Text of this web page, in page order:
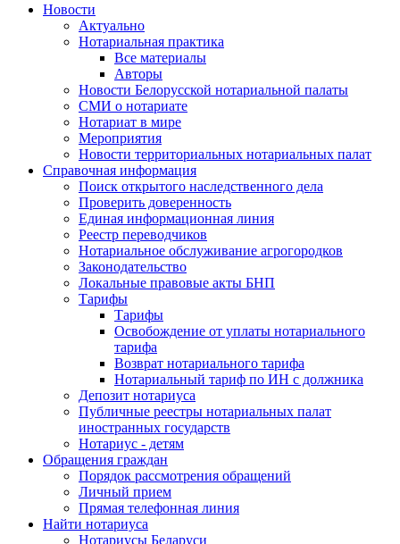
Новости
Актуально
Нотариальная практика
Все материалы
Авторы
Новости Белорусской нотариальной палаты
СМИ о нотариате
Нотариат в мире
Мероприятия
Новости территориальных нотариальных палат
Справочная информация
Поиск открытого наследственного дела
Проверить доверенность
Единая информационная линия
Реестр переводчиков
Нотариальное обслуживание агрогородков
Законодательство
Локальные правовые акты БНП
Тарифы
Тарифы
Освобождение от уплаты нотариального
тарифа
Возврат нотариального тарифа
Нотариальный тариф по ИН с должника
Депозит нотариуса
Публичные реестры нотариальных палат
иностранных государств
Нотариус - детям
Обращения граждан
Порядок рассмотрения обращений
Личный прием
Прямая телефонная линия
Найти нотариуса
Нотариусы Беларуси